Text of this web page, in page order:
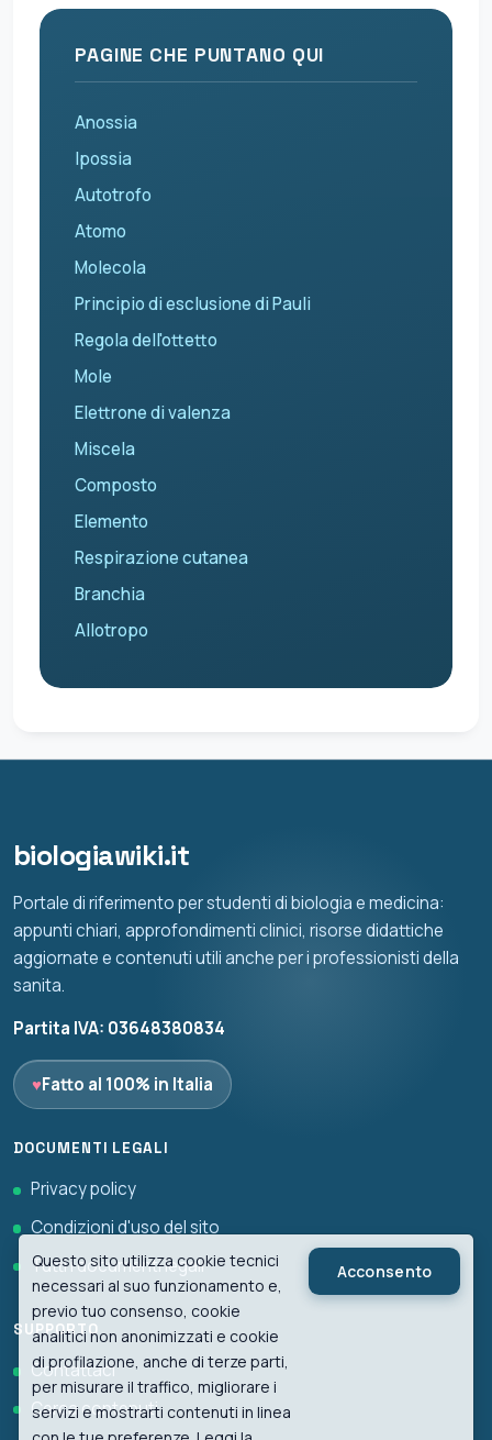
PAGINE CHE PUNTANO QUI
Anossia
Ipossia
Autotrofo
Atomo
Molecola
Principio di esclusione di Pauli
Regola dell'ottetto
Mole
Elettrone di valenza
Miscela
Composto
Elemento
Respirazione cutanea
Branchia
Allotropo
biologiawiki.it
Portale di riferimento per studenti di biologia e medicina:
appunti chiari, approfondimenti clinici, risorse didattiche
aggiornate e contenuti utili anche per i professionisti della
sanita.
Partita IVA: 03648380834
♥Fatto al 100% in Italia
DOCUMENTI LEGALI
Privacy policy
Condizioni d'uso del sito
Tutti i documenti legali
SUPPORTO
Contattaci
Cerca contenuti
Questo sito utilizza cookie tecnici
necessari al suo funzionamento e,
previo tuo consenso, cookie
analitici non anonimizzati e cookie
di profilazione, anche di terze parti,
per misurare il traffico, migliorare i
servizi e mostrarti contenuti in linea
Acconsento